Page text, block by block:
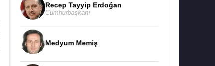
Recep Tayyip Erdoğan
Cumhurbaşkanı
Medyum Memiş